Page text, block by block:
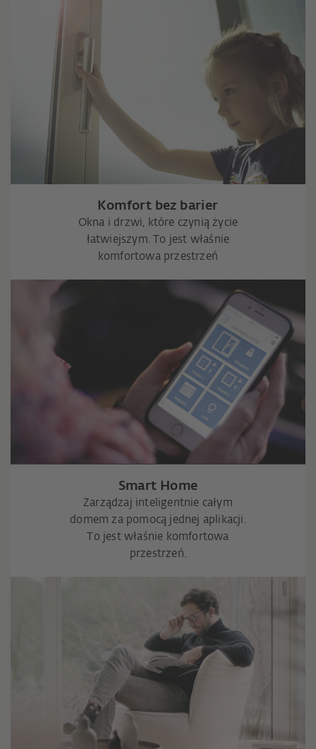
Komfort bez barier
Okna i drzwi, które czynią życie
łatwiejszym. To jest właśnie
komfortowa przestrzeń
Smart Home
Zarządzaj inteligentnie całym
domem za pomocą jednej aplikacji.
To jest właśnie komfortowa
przestrzeń.